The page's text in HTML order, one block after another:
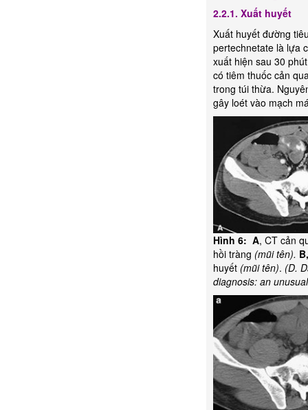
2.2.1. Xuất huyết
Xuất huyết đường
pertechnetate là lựa
xuất hiện sau 30
có tiêm thuốc cản
trong túi thừa.
gây loét vào mạch
Hình 6: A, CT cản
hồi tràng (mũi tên). B,
huyết (mũi tên). (D.
diagnosis: an